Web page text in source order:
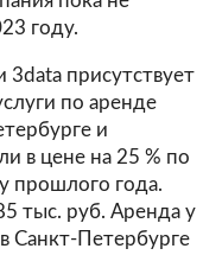
году.
3data присутствует
по аренде
и
в цене на 25 % по
прошлого года.
тыс. руб. Аренда у
Санкт-Петербурге